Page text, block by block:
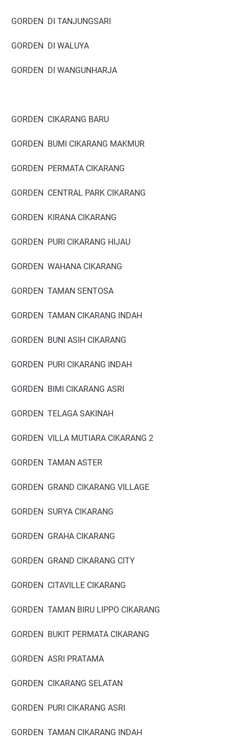
GORDEN DI TANJUNGSARI
GORDEN DI WALUYA
GORDEN DI WANGUNHARJA
GORDEN CIKARANG BARU
GORDEN BUMI CIKARANG MAKMUR
GORDEN PERMATA CIKARANG
GORDEN CENTRAL PARK CIKARANG
GORDEN KIRANA CIKARANG
GORDEN PURI CIKARANG HIJAU
GORDEN WAHANA CIKARANG
GORDEN TAMAN SENTOSA
GORDEN TAMAN CIKARANG INDAH
GORDEN BUNI ASIH CIKARANG
GORDEN PURI CIKARANG INDAH
GORDEN BIMI CIKARANG ASRI
GORDEN TELAGA SAKINAH
GORDEN VILLA MUTIARA CIKARANG 2
GORDEN TAMAN ASTER
GORDEN GRAND CIKARANG VILLAGE
GORDEN SURYA CIKARANG
GORDEN GRAHA CIKARANG
GORDEN GRAND CIKARANG CITY
GORDEN CITAVILLE CIKARANG
GORDEN TAMAN BIRU LIPPO CIKARANG
GORDEN BUKIT PERMATA CIKARANG
GORDEN ASRI PRATAMA
GORDEN CIKARANG SELATAN
GORDEN PURI CIKARANG ASRI
GORDEN TAMAN CIKARANG INDAH